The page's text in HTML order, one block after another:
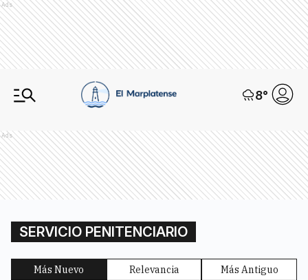
Ads
8°
Ads
SERVICIO PENITENCIARIO
Más Nuevo Relevancia Más Antiguo